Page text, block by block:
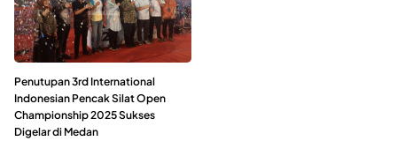
Penutupan 3rd International
Indonesian Pencak Silat Open
Championship 2025 Sukses
Digelar di Medan